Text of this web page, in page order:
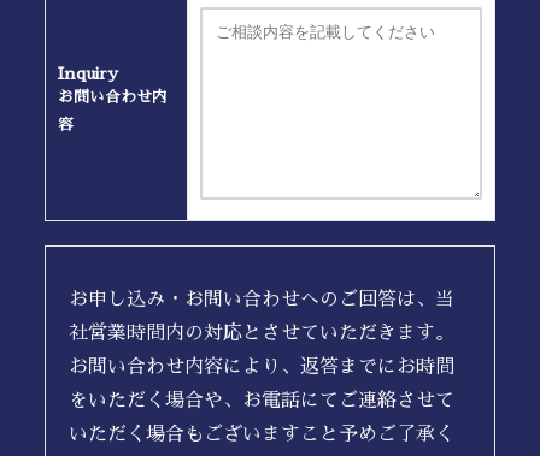
Inquiry
お問い合わせ内
容
お申し込み・お問い合わせへのご回答は、当
社営業時間内の対応とさせていただきます。
お問い合わせ内容により、返答までにお時間
をいただく場合や、お電話にてご連絡させて
いただく場合もございますこと予めご了承く